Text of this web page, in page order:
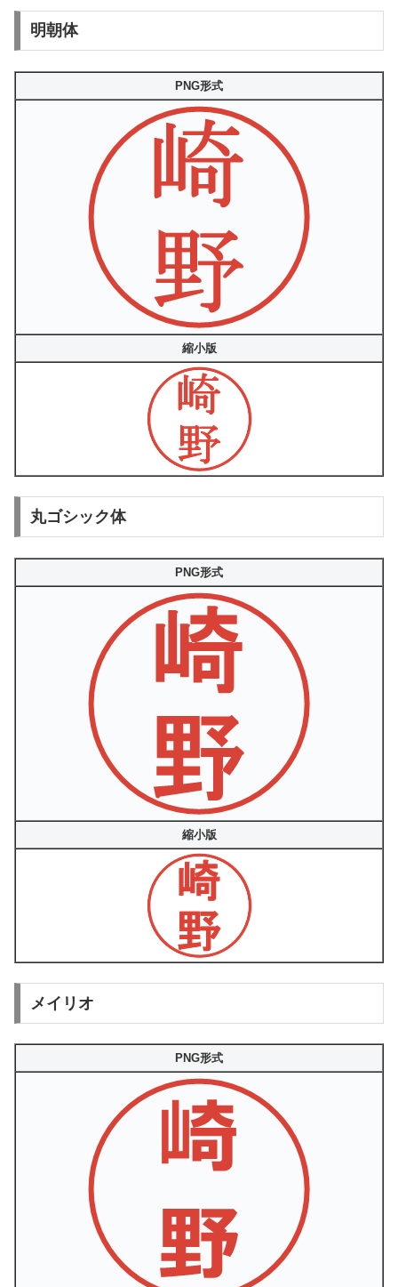
明朝体
PNG形式
縮小版
丸ゴシック体
PNG形式
縮小版
メイリオ
PNG形式